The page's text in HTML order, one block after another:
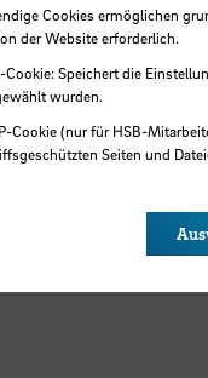
Cookies ermöglichen
der Website erforderlich.
Cookie: Speichert die
wurden.
Cookie (nur für HSB-
Seiten und